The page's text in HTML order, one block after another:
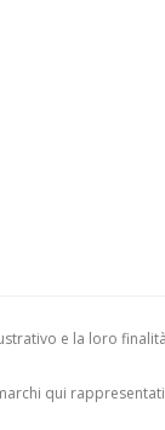
e la loro
qui